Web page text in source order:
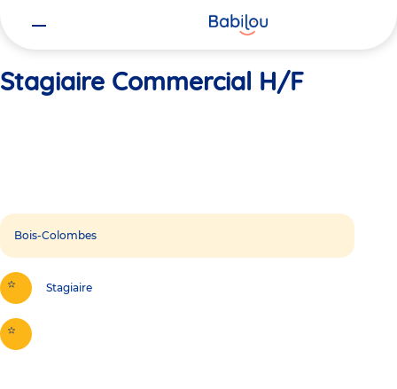
Stagiaire Commercial H/F
Bois-Colombes
Stagiaire